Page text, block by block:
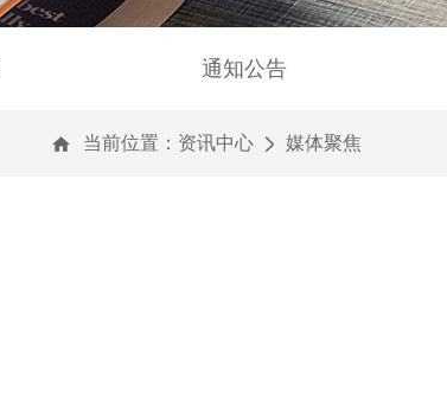
通知公告
当前位置： 资讯中心 媒体聚焦